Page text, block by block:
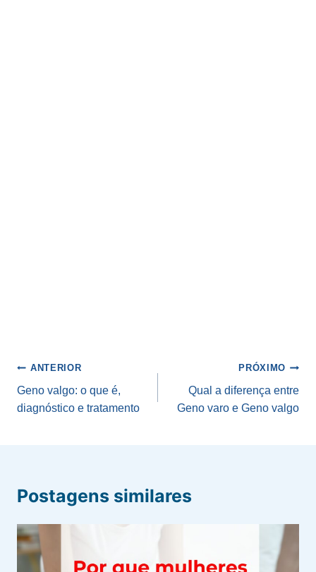
Navegação
de
Post
ANTERIOR
Geno valgo: o que é,
diagnóstico e tratamento
PRÓXIMO
Qual a diferença entre
Geno varo e Geno valgo
Postagens similares